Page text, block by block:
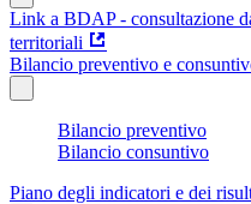
Link a BDAP - consultazione
territoriali
Bilancio preventivo e
Bilancio preventivo
Bilancio consuntivo
Piano degli indicatori e dei